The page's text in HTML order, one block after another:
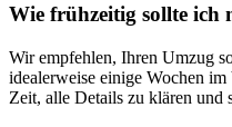
Wie frühzeitig sollte ich
Wir empfehlen, Ihren Umzug
idealerweise einige Wochen im
Zeit, alle Details zu klären und